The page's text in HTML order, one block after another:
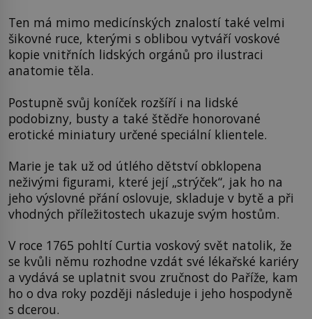
Ten má mimo medicínských znalostí také velmi
šikovné ruce, kterými s oblibou vytváří voskové
kopie vnitřních lidských orgánů pro ilustraci
anatomie těla.
Postupně svůj koníček rozšíří i na lidské
podobizny, busty a také štědře honorované
erotické miniatury určené speciální klientele.
Marie je tak už od útlého dětství obklopena
neživými figurami, které její „strýček“, jak ho na
jeho výslovné přání oslovuje, skladuje v bytě a při
vhodných příležitostech ukazuje svým hostům.
V roce 1765 pohltí Curtia voskový svět natolik, že
se kvůli němu rozhodne vzdát své lékařské kariéry
a vydává se uplatnit svou zručnost do Paříže, kam
ho o dva roky později následuje i jeho hospodyně
s dcerou.